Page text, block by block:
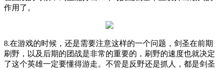
作用了。
8.在游戏的时候，还是需要注意这样的一个问题，剑圣在前期
刷野，以及后期的团战是非常的重要的，刷野的速度也就决定
了这个英雄一定要懂得游走。不管是反野还是抓人，都是剑圣